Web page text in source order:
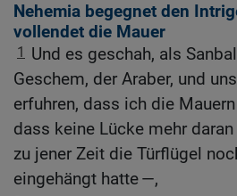
Nehemia begegnet den
vollendet die Mauer
1
Und es geschah, als
Geschem, der Araber, und
erfuhren, dass ich die
dass keine Lücke mehr
zu jener Zeit die Türflügel
eingehängt hatte —,